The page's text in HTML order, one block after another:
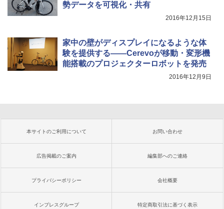
勢データを可視化・共有
2016年12月15日
家中の壁がディスプレイになるような体
験を提供する――Cerevoが移動・変形機
能搭載のプロジェクターロボットを発売
2016年12月9日
本サイトのご利用について お問い合わせ
広告掲載のご案内 編集部へのご連絡
プライバシーポリシー 会社概要
インプレスグループ 特定商取引法に基づく表示